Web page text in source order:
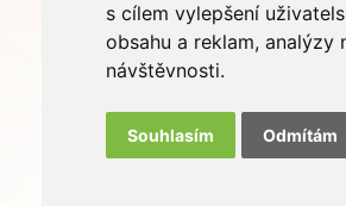
s cílem vylepšení
obsahu a reklam,
návštěvnosti.
Souhlasím Odmítám
V rámci zpětného